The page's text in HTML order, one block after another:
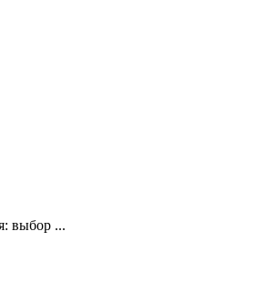
выбор ...